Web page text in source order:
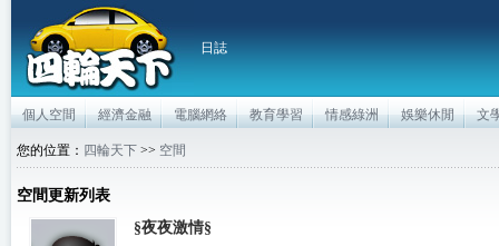
日誌
個人空間 經濟金融 電腦網絡 教育學習 情感綠洲 娛樂休閒 文
您的位置： 四輪天下 >> 空間
空間更新列表
§夜夜激情§